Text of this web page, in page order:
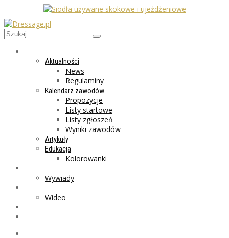
Aktualności
News
Regulaminy
Kalendarz zawodów
Propozycje
Listy startowe
Listy zgłoszeń
Wyniki zawodów
Artykuły
Edukacja
Kolorowanki
Wywiady
Wideo